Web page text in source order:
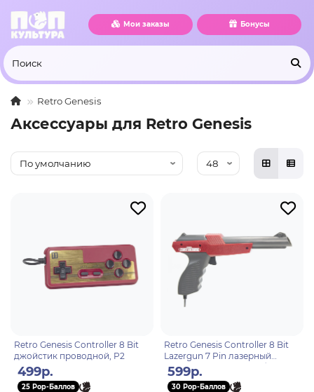
Мои заказы Бонусы
Retro Genesis
Аксессуары для Retro Genesis
Retro Genesis Controller 8 Bit
джойстик проводной, P2
499р.
25 Pop-Баллов
Retro Genesis Controller 8 Bit
Lazergun 7 Pin лазерный
пистолет проводной (без
упаковки)
599р.
30 Pop-Баллов